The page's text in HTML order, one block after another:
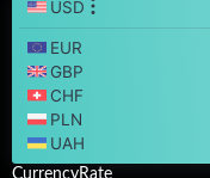
CurrencyRate